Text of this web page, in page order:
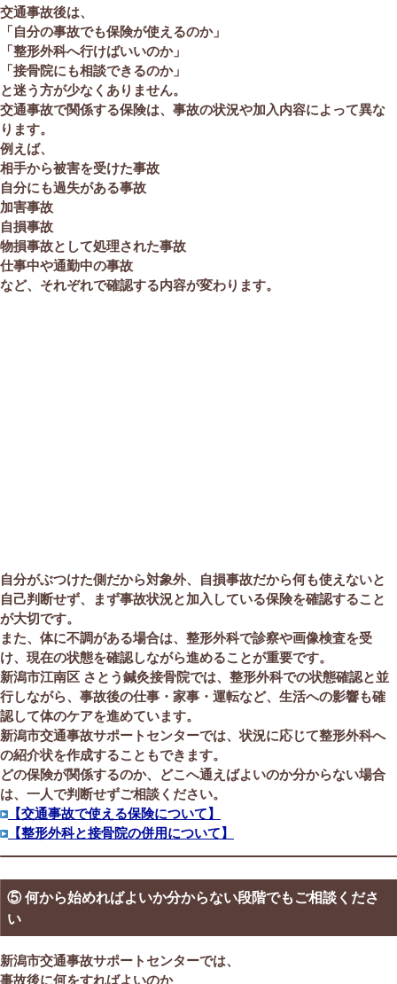
交通事故後は、
「自分の事故でも保険が使えるのか」
「整形外科へ行けばいいのか」
「接骨院にも相談できるのか」
と迷う方が少なくありません。
交通事故で関係する保険は、事故の状況や加入内容によって異な
ります。
例えば、
相手から被害を受けた事故
自分にも過失がある事故
加害事故
自損事故
物損事故として処理された事故
仕事中や通勤中の事故
など、それぞれで確認する内容が変わります。
自分がぶつけた側だから対象外、自損事故だから何も使えないと
自己判断せず、まず事故状況と加入している保険を確認すること
が大切です。
また、体に不調がある場合は、整形外科で診察や画像検査を受
け、現在の状態を確認しながら進めることが重要です。
新潟市江南区 さとう鍼灸接骨院では、整形外科での状態確認と並
行しながら、事故後の仕事・家事・運転など、生活への影響も確
認して体のケアを進めています。
新潟市交通事故サポートセンターでは、状況に応じて整形外科へ
の紹介状を作成することもできます。
どの保険が関係するのか、どこへ通えばよいのか分からない場合
は、一人で判断せずご相談ください。
【交通事故で使える保険について】
【整形外科と接骨院の併用について】
⑤ 何から始めればよいか分からない段階でもご相談くださ
い
新潟市交通事故サポートセンターでは、
事故後に何をすればよいのか